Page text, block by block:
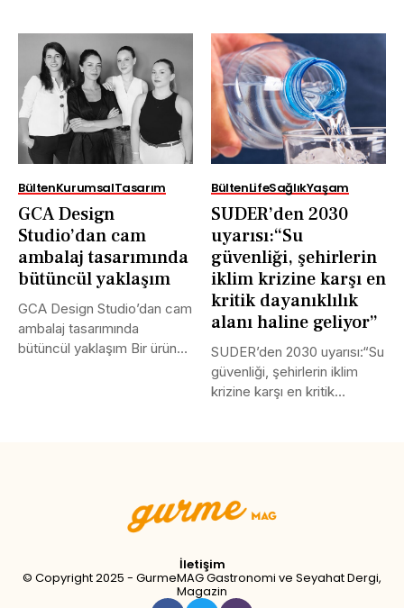
Girne...
BültenKurumsalTasarım
GCA Design
Studio’dan cam
ambalaj tasarımında
bütüncül yaklaşım
GCA Design Studio’dan cam
ambalaj tasarımında
bütüncül yaklaşım Bir ürünün
BültenLifeSağlıkYaşam
SUDER’den 2030
uyarısı:“Su
güvenliği, şehirlerin
iklim krizine karşı en
kritik dayanıklılık
alanı haline geliyor”
SUDER’den 2030 uyarısı:“Su
güvenliği, şehirlerin iklim
krizine karşı en kritik
İletişim
© Copyright 2025 - GurmeMAG Gastronomi ve Seyahat Dergi,
Magazin